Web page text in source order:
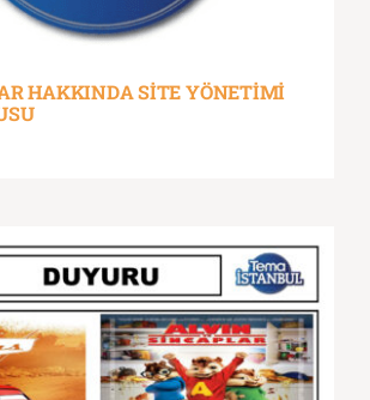
HAKKINDA SİTE YÖNETİMİ